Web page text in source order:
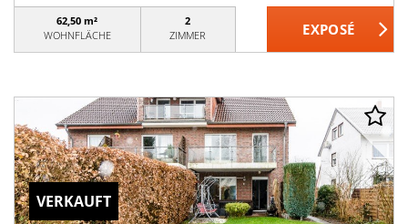
62,50 m²
WOHNFLÄCHE
2
ZIMMER
VERKAUFT